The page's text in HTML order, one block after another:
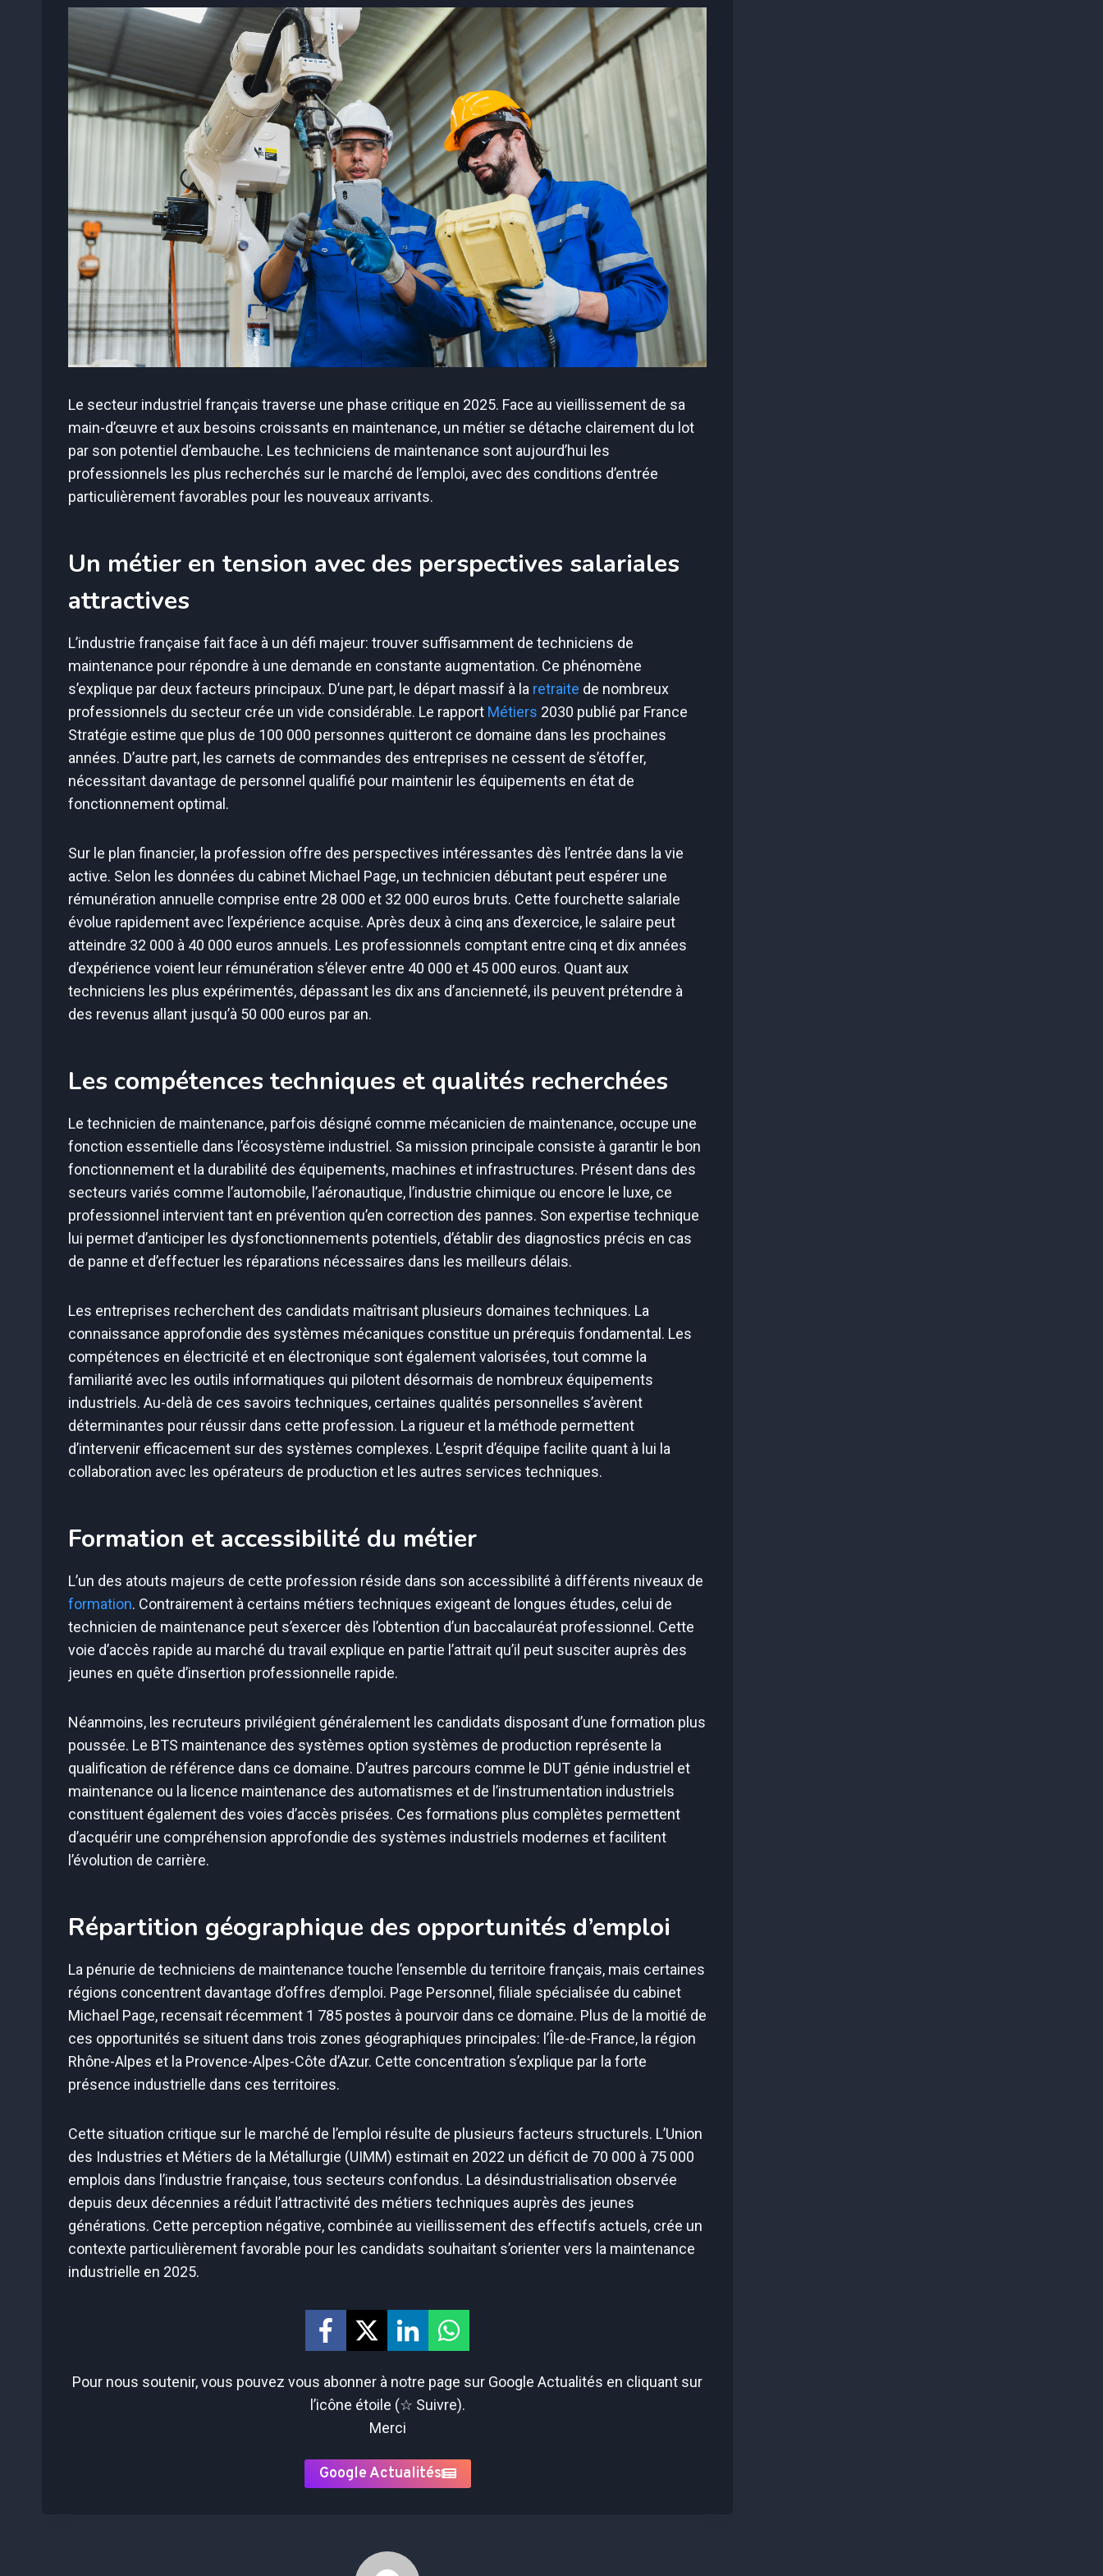
Le secteur industriel français traverse une phase critique en 2025. Face au vieillissement de sa
main-d’œuvre et aux besoins croissants en maintenance, un métier se détache clairement du lot
par son potentiel d’embauche. Les techniciens de maintenance sont aujourd’hui les
professionnels les plus recherchés sur le marché de l’emploi, avec des conditions d’entrée
particulièrement favorables pour les nouveaux arrivants.
Un métier en tension avec des perspectives salariales
attractives
L’industrie française fait face à un défi majeur: trouver suffisamment de techniciens de
maintenance pour répondre à une demande en constante augmentation. Ce phénomène
s’explique par deux facteurs principaux. D’une part, le départ massif à la retraite de nombreux
professionnels du secteur crée un vide considérable. Le rapport Métiers 2030 publié par France
Stratégie estime que plus de 100 000 personnes quitteront ce domaine dans les prochaines
années. D’autre part, les carnets de commandes des entreprises ne cessent de s’étoffer,
nécessitant davantage de personnel qualifié pour maintenir les équipements en état de
fonctionnement optimal.
Sur le plan financier, la profession offre des perspectives intéressantes dès l’entrée dans la vie
active. Selon les données du cabinet Michael Page, un technicien débutant peut espérer une
rémunération annuelle comprise entre 28 000 et 32 000 euros bruts. Cette fourchette salariale
évolue rapidement avec l’expérience acquise. Après deux à cinq ans d’exercice, le salaire peut
atteindre 32 000 à 40 000 euros annuels. Les professionnels comptant entre cinq et dix années
d’expérience voient leur rémunération s’élever entre 40 000 et 45 000 euros. Quant aux
techniciens les plus expérimentés, dépassant les dix ans d’ancienneté, ils peuvent prétendre à
des revenus allant jusqu’à 50 000 euros par an.
Les compétences techniques et qualités recherchées
Le technicien de maintenance, parfois désigné comme mécanicien de maintenance, occupe une
fonction essentielle dans l’écosystème industriel. Sa mission principale consiste à garantir le bon
fonctionnement et la durabilité des équipements, machines et infrastructures. Présent dans des
secteurs variés comme l’automobile, l’aéronautique, l’industrie chimique ou encore le luxe, ce
professionnel intervient tant en prévention qu’en correction des pannes. Son expertise technique
lui permet d’anticiper les dysfonctionnements potentiels, d’établir des diagnostics précis en cas
de panne et d’effectuer les réparations nécessaires dans les meilleurs délais.
Les entreprises recherchent des candidats maîtrisant plusieurs domaines techniques. La
connaissance approfondie des systèmes mécaniques constitue un prérequis fondamental. Les
compétences en électricité et en électronique sont également valorisées, tout comme la
familiarité avec les outils informatiques qui pilotent désormais de nombreux équipements
industriels. Au-delà de ces savoirs techniques, certaines qualités personnelles s’avèrent
déterminantes pour réussir dans cette profession. La rigueur et la méthode permettent
d’intervenir efficacement sur des systèmes complexes. L’esprit d’équipe facilite quant à lui la
collaboration avec les opérateurs de production et les autres services techniques.
Formation et accessibilité du métier
L’un des atouts majeurs de cette profession réside dans son accessibilité à différents niveaux de
formation. Contrairement à certains métiers techniques exigeant de longues études, celui de
technicien de maintenance peut s’exercer dès l’obtention d’un baccalauréat professionnel. Cette
voie d’accès rapide au marché du travail explique en partie l’attrait qu’il peut susciter auprès des
jeunes en quête d’insertion professionnelle rapide.
Néanmoins, les recruteurs privilégient généralement les candidats disposant d’une formation plus
poussée. Le BTS maintenance des systèmes option systèmes de production représente la
qualification de référence dans ce domaine. D’autres parcours comme le DUT génie industriel et
maintenance ou la licence maintenance des automatismes et de l’instrumentation industriels
constituent également des voies d’accès prisées. Ces formations plus complètes permettent
d’acquérir une compréhension approfondie des systèmes industriels modernes et facilitent
l’évolution de carrière.
Répartition géographique des opportunités d’emploi
La pénurie de techniciens de maintenance touche l’ensemble du territoire français, mais certaines
régions concentrent davantage d’offres d’emploi. Page Personnel, filiale spécialisée du cabinet
Michael Page, recensait récemment 1 785 postes à pourvoir dans ce domaine. Plus de la moitié de
ces opportunités se situent dans trois zones géographiques principales: l’Île-de-France, la région
Rhône-Alpes et la Provence-Alpes-Côte d’Azur. Cette concentration s’explique par la forte
présence industrielle dans ces territoires.
Cette situation critique sur le marché de l’emploi résulte de plusieurs facteurs structurels. L’Union
des Industries et Métiers de la Métallurgie (UIMM) estimait en 2022 un déficit de 70 000 à 75 000
emplois dans l’industrie française, tous secteurs confondus. La désindustrialisation observée
depuis deux décennies a réduit l’attractivité des métiers techniques auprès des jeunes
générations. Cette perception négative, combinée au vieillissement des effectifs actuels, crée un
contexte particulièrement favorable pour les candidats souhaitant s’orienter vers la maintenance
industrielle en 2025.
Pour nous soutenir, vous pouvez vous abonner à notre page sur Google Actualités en cliquant sur
l’icône étoile (☆ Suivre).
Merci
Google Actualités